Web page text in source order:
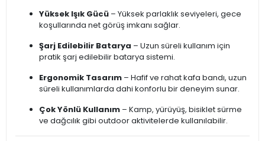
Yüksek Işık Gücü – Yüksek parlaklık seviyeleri, gece
koşullarında net görüş imkanı sağlar.
Şarj Edilebilir Batarya – Uzun süreli kullanım için
pratik şarj edilebilir batarya sistemi.
Ergonomik Tasarım – Hafif ve rahat kafa bandı, uzun
süreli kullanımlarda dahi konforlu bir deneyim sunar.
Çok Yönlü Kullanım – Kamp, yürüyüş, bisiklet sürme
ve dağcılık gibi outdoor aktivitelerde kullanılabilir.